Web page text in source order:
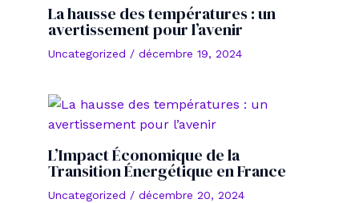
La hausse des températures : un
avertissement pour l’avenir
Uncategorized / décembre 19, 2024
L’Impact Économique de la
Transition Énergétique en France
Uncategorized / décembre 20, 2024